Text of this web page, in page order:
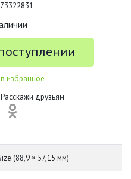
избранное
друзьям
(88,9 × 57,15 мм)